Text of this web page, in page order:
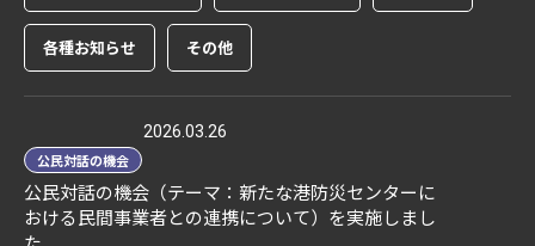
サテライトオフィスについて
各種お知らせ その他
2026.03.26
公民対話の機会
公民対話の機会（テーマ：新たな港防災センターに
おける民間事業者との連携について）を実施しまし